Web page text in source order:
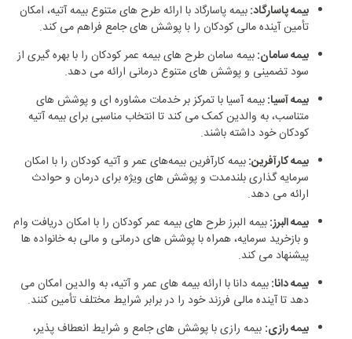
بیمه پاسارگاد:بیمه پاسارگاد با ارائه طرح ‌های متنوع بیمه آتیه، امکان
تأمین آینده مالی کودکان را با پوشش‌ های جامع فراهم می‌ کند.
بیمه سامان:بیمه سامان طرح ‌های بیمه عمر کودکان را با بهره‌ گیری از
سود تضمینی و پوشش‌ های متنوع درمانی ارائه می‌ دهد.
بیمه آسیا:بیمه آسیا با تمرکز بر خدمات مشاوره‌ ای و پوشش‌ های
متناسب، به والدین کمک می‌ کند تا انتخاب مناسبی برای بیمه آتیه
کودکان خود داشته باشند.
بیمه کارآفرین:بیمه کارآفرین بیمه‌های عمر و آتیه کودکان را با امکان
سرمایه‌ گذاری بلندمدت و پوشش ‌های ویژه برای درمان و حوادث
ارائه می ‌دهد.
بیمه البرز:بیمه البرز طرح ‌های بیمه عمر کودکان را با امکان دریافت وام
و بازخرید سرمایه، همراه با پوشش‌ های درمانی و مالی به خانواده‌ ها
پیشنهاد می‌ کند.
بیمه دانا:بیمه دانا با ارائه بیمه‌ های عمر و آتیه، به والدین امکان می
‌دهد تا آینده مالی فرزند خود را در برابر شرایط مختلف تأمین کنند.
بیمه رازی: بیمه رازی با پوشش‌ های جامع و شرایط انعطاف‌ پذیر،